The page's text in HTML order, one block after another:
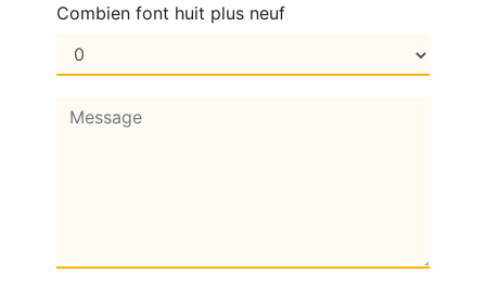
Combien font huit plus neuf